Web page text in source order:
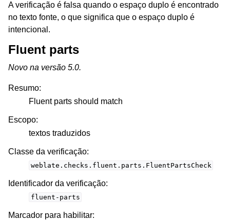
A verificação é falsa quando o espaço duplo é encontrado
no texto fonte, o que significa que o espaço duplo é
intencional.
Fluent parts
Novo na versão 5.0.
Resumo:
Fluent parts should match
Escopo:
textos traduzidos
Classe da verificação:
weblate.checks.fluent.parts.FluentPartsCheck
Identificador da verificação:
fluent-parts
Marcador para habilitar: